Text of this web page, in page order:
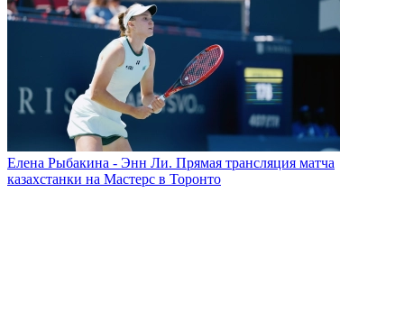
Елена Рыбакина - Энн Ли. Прямая трансляция матча
казахстанки на Мастерс в Торонто